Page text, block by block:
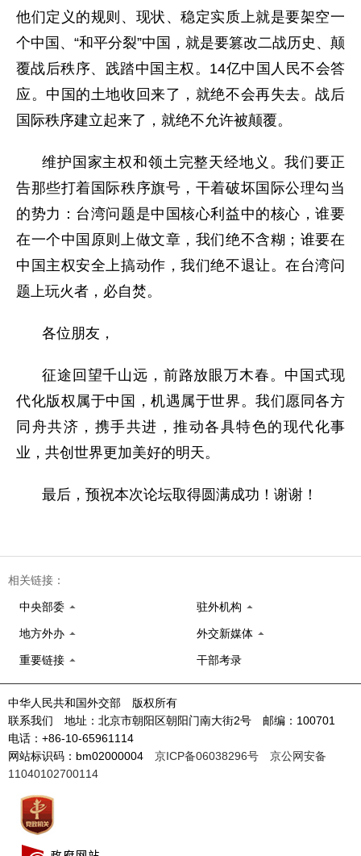
他们定义的规则、现状、稳定实质上就是要架空一
个中国、“和平分裂”中国，就是要篡改二战历史、颠
覆战后秩序、践踏中国主权。14亿中国人民不会答
应。中国的土地收回来了，就绝不会再失去。战后
国际秩序建立起来了，就绝不允许被颠覆。
维护国家主权和领土完整天经地义。我们要正
告那些打着国际秩序旗号，干着破坏国际公理勾当
的势力：台湾问题是中国核心利益中的核心，谁要
在一个中国原则上做文章，我们绝不含糊；谁要在
中国主权安全上搞动作，我们绝不退让。在台湾问
题上玩火者，必自焚。
各位朋友，
征途回望千山远，前路放眼万木春。中国式现
代化版权属于中国，机遇属于世界。我们愿同各方
同舟共济，携手共进，推动各具特色的现代化事
业，共创世界更加美好的明天。
最后，预祝本次论坛取得圆满成功！谢谢！
相关链接：
中央部委 驻外机构
地方外办 外交新媒体
重要链接 干部考录
中华人民共和国外交部 版权所有
联系我们 地址：北京市朝阳区朝阳门南大街2号 邮编：100701
电话：+86-10-65961114
网站标识码：bm02000004 京ICP备06038296号
京公网安备
11040102700114